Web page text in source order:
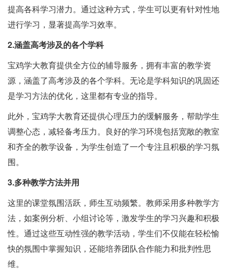
提高各科学习潜力。通过这种方式，学生可以更有针对性地
进行学习，显著提高学习效率。
2.涵盖高考涉及的各个学科
宝鸡学大教育提供全方位的辅导服务，拥有丰富的教学资
源，涵盖了高考涉及的各个学科。无论是学科知识的巩固还
是学习方法的优化，这里都有专业的指导。
此外，宝鸡学大教育还提供心理压力的缓解服务，帮助学生
调整心态，减轻备考压力。良好的学习环境包括宽敞的教室
和齐全的教学设备，为学生创造了一个专注且积极的学习氛
围。
3.多种教学方法并用
这里的课堂氛围活跃，师生互动频繁。教师采用多种教学方
法，如案例分析、小组讨论等，激发学生的学习兴趣和积极
性。通过这些互动性强的教学活动，学生们不仅能在轻松愉
快的氛围中掌握知识，还能培养团队合作能力和批判性思
维。